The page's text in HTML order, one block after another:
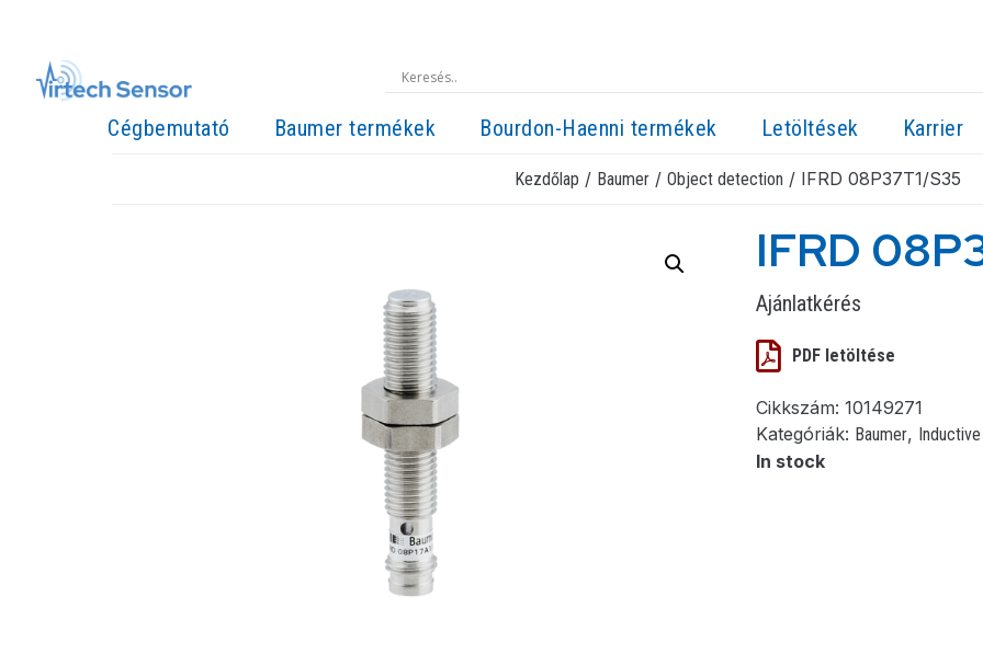
Cégbemutató Baumer termékek Bourdon-Haenni termékek Letöltések Karrier
Kezdőlap / Baumer/ Object detection / IFRD 08P37T1/S35
IFRD
Ajánlatkérés
PDF letöltése
Cikkszám:10149271
Kategóriák: Baumer,
In stock